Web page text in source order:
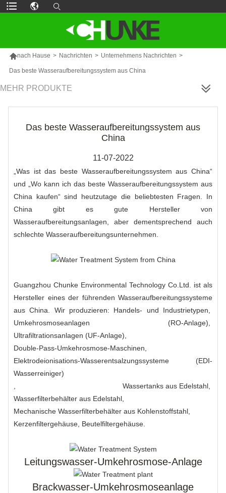
nach Hause > Nachrichten > Unternehmens Nachrichten >
Das beste Wasseraufbereitungssystem aus China
MEHR PRODUKTE
Das beste Wasseraufbereitungssystem aus
China
11-07-2022
„Was ist das beste Wasseraufbereitungssystem aus China“
und „Wo kann ich das beste Wasseraufbereitungssystem aus
China kaufen“ sind heutzutage die beliebtesten Fragen. In
China gibt es gute Hersteller von
Wasseraufbereitungsanlagen, aber dementsprechend auch
schlechte Wasseraufbereitungsunternehmen.
Guangzhou Chunke Environmental Technology Co.Ltd. ist als
Hersteller eines der führenden Wasseraufbereitungssysteme
aus China. Wir produzieren: Handels- und Industrietypen,
Umkehrosmoseanlagen (RO-Anlage),
Ultrafiltrationsanlagen (UF-Anlage)
Double-Pass-Umkehrosmose-Maschinen
Elektrodeionisations-Wasserentsalzungssysteme (EDI-
Wasserreiniger)
Wassertanks aus Edelstahl
Wasserfilterbehälter aus Edelstahl
Mechanische Wasserfilterbehälter aus Kohlenstoffstahl
Kerzenfiltergehäuse, Beutelfiltergehäuse
Leitungswasser-Umkehrosmose-Anlage
Brackwasser-Umkehrosmoseanlage